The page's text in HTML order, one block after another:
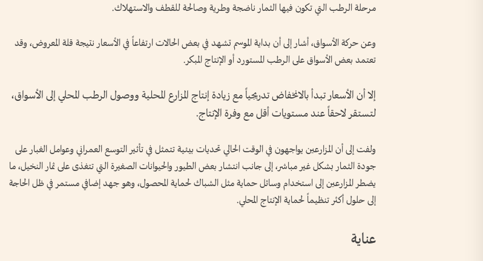
مرحلة الرطب التي تكون فيها الثمار ناضجة وطرية وصالحة للقطف والاستهلاك.
وعن حركة الأسواق، أشار إلى أن بداية الموسم تشهد في بعض الحالات ارتفاعاً في الأسعار نتيجة قلة المعروض، وقد
تعتمد بعض الأسواق على الرطب المستورد أو الإنتاج المبكر.
إلا أن الأسعار تبدأ بالانخفاض تدريجياً مع زيادة إنتاج المزارع المحلية ووصول الرطب المحلي إلى الأسواق،
لتستقر لاحقاً عند مستويات أقل مع وفرة الإنتاج.
ولفت إلى أن المزارعين يواجهون في الوقت الحالي تحديات بيئية تتمثل في تأثير التوسع العمراني وعوامل الغبار على
جودة الثمار بشكل غير مباشر، إلى جانب انتشار بعض الطيور والحيوانات الصغيرة التي تتغذى على ثمار النخيل، ما
يضطر المزارعين إلى استخدام وسائل حماية مثل الشباك لحماية المحصول، وهو جهد إضافي مستمر في ظل الحاجة
إلى حلول أكثر تنظيماً لحماية الإنتاج المحلي.
عناية